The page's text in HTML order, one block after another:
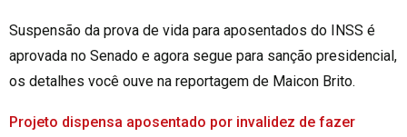
Suspensão da prova de vida para aposentados do INSS é
aprovada no Senado e agora segue para sanção presidencial,
os detalhes você ouve na reportagem de Maicon Brito.
Projeto dispensa aposentado por invalidez de fazer